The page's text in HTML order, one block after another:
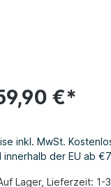
€*
inkl. MwSt.
innerhalb der EU ab
Lager, Lieferzeit: 1-